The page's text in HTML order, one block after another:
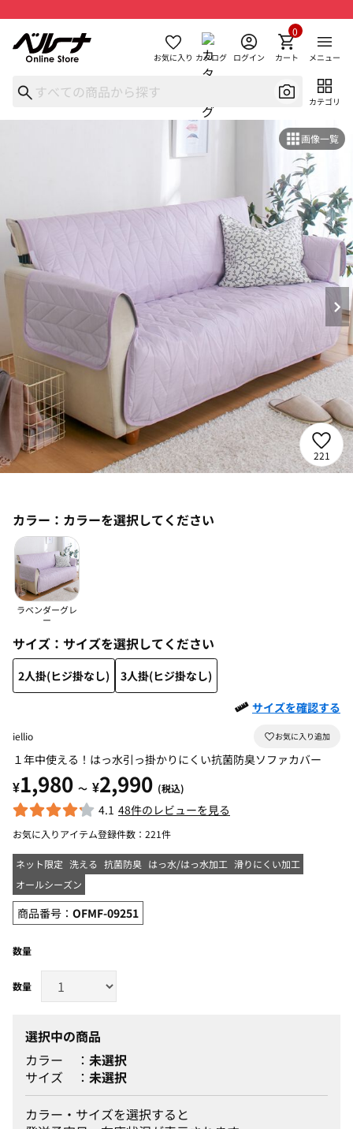
お気に入り カタログ ログイン カート
0
メニュー
カテゴリ
画像一覧
221
カラー： カラーを選択してください
ラベンダーグレ
ー
サイズ： サイズを選択してください
2人掛(ヒジ掛なし)
3人掛(ヒジ掛なし)
サイズを確認する
iellio
１年中使える！はっ水引っ掛かりにくい抗菌防臭ソファカバー
¥1,980 ～ ¥2,990 (税込)
4.1 48件のレビューを見る
お気に入りアイテム登録件数： 221件
ネット限定 洗える 抗菌防臭 はっ水/はっ水加工 滑りにくい加工
オールシーズン
商品番号： OFMF-09251
数量
選択中の商品
カラー
未選択
サイズ
未選択
カラー・サイズを選択すると